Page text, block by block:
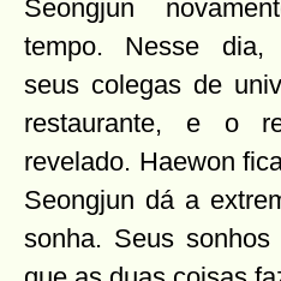
Seongjun
tempo. Nesse dia,
seus colegas de
restaurante, e o
revelado. Haewon
Seongjun dá a
sonha. Seus